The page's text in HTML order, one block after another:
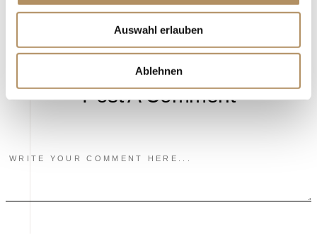
Auswahl erlauben
Ablehnen
No Comments
Post A Comment